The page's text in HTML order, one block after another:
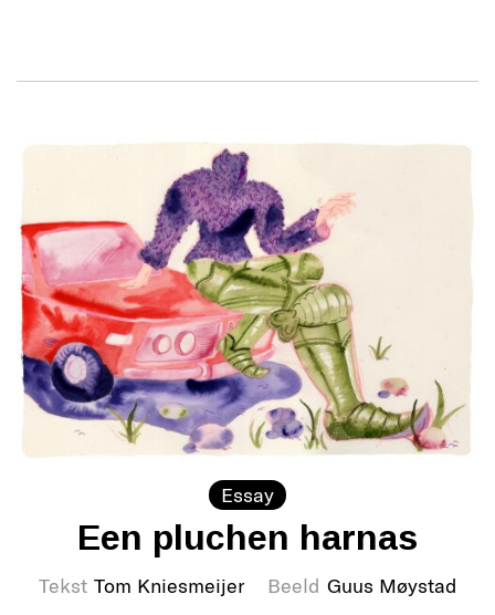
Essay
Een pluchen harnas
Tekst Tom Kniesmeijer Beeld Guus Møystad